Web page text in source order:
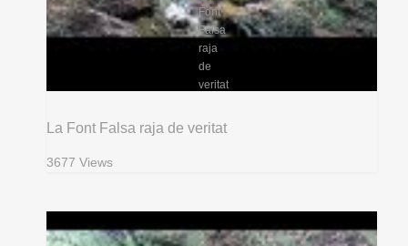
La Font Falsa raja de veritat
3677 Views